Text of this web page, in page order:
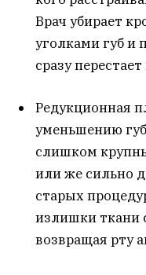
Врач убирает
уголками губ и
сразу
Редукционная
уменьшению
слишком
или же сильно
старых
излишки ткани
возвращая рту